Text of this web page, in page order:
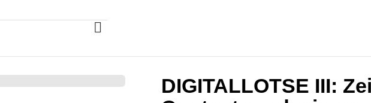
DIGITALLOTSE III: